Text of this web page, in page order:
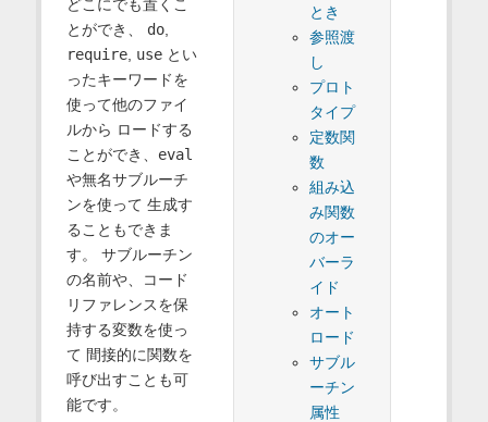
とき
参照渡
し
プロト
タイプ
定数関
数
組み込
み関数
のオー
バーラ
イド
オート
ロード
サブル
ーチン
属性
どこにでも置くこ
とができ、 do,
require, useとい
ったキーワードを
使って他のファイ
ルから ロードする
ことができ、 eval
や無名サブルーチ
ンを使って 生成す
ることもできま
す。 サブルーチン
の名前や、コード
リファレンスを保
持する変数を使っ
て 間接的に関数を
呼び出すことも可
能です。